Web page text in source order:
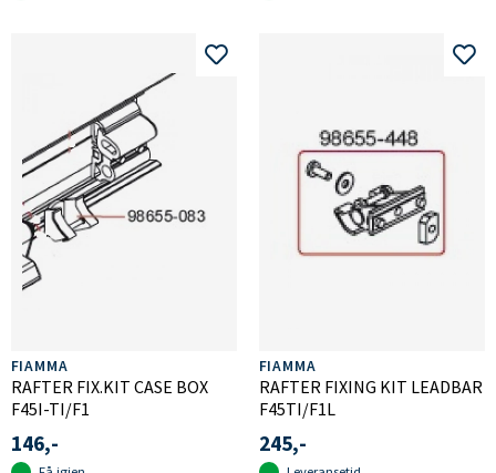
FIAMMA
RAFTER FIX.KIT CASE BOX
F45I-TI/F1
146,-
FIAMMA
RAFTER FIXING KIT LEADBAR
F45TI/F1L
245,-